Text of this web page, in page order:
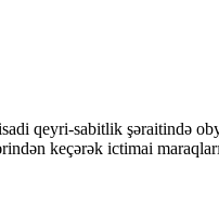
qeyri-sabitlik şəraitində
keçərək ictimai